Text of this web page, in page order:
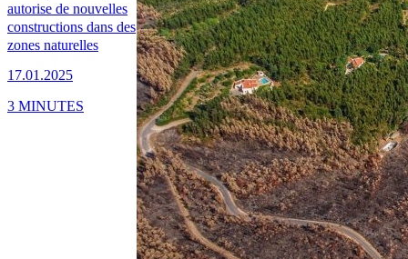
autorise de nouvelles
constructions dans des
zones naturelles
17.01.2025
3 MINUTES